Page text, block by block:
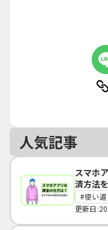
人気記事
スマホ
済方法
使い道
更新日